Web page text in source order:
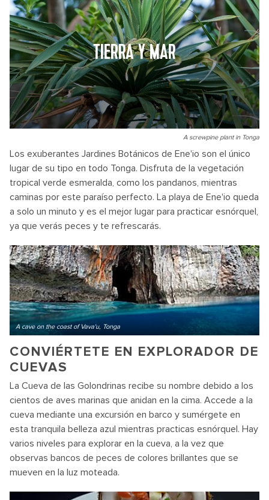
TIERRA Y MAR
A screwpine plant in Tonga
Los exuberantes Jardines Botánicos de Ene'io son el único
lugar de su tipo en todo Tonga. Disfruta de la vegetación
tropical verde esmeralda, como los pandanos, mientras
caminas por este paraíso perfecto. La playa de Ene'io queda
a solo un minuto y es el mejor lugar para practicar esnórquel,
ya que verás peces y te refrescarás.
A cave on the coast of Vava'u, Tonga
CONVIÉRTETE EN EXPLORADOR DE
CUEVAS
La Cueva de las Golondrinas recibe su nombre debido a los
cientos de aves marinas que anidan en la cima. Accede a la
cueva mediante una excursión en barco y sumérgete en
esta tranquila belleza azul mientras practicas esnórquel. Hay
varios niveles para explorar en la cueva, a la vez que
observas bancos de peces de colores brillantes que se
mueven en la luz moteada.